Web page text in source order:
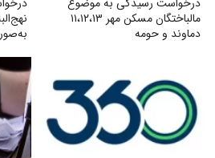
مالباختگان مسکن مهر ۱۱،۱۲،۱۳
دماوند و حومه